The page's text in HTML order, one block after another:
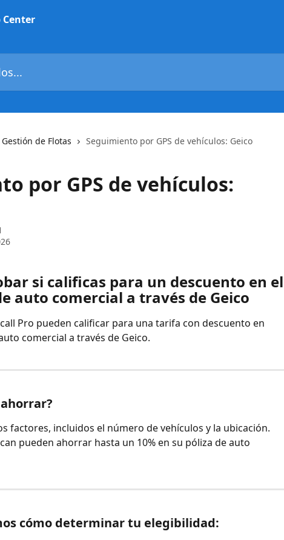
Gestión de Flotas Seguimiento por GPS de vehículos: Geico
por GPS de vehículos:
si calificas para un descuento en el
auto comercial a través de Geico
Pro pueden calificar para una tarifa con descuento en
comercial a través de Geico.
factores, incluidos el número de vehículos y la ubicación.
pueden ahorrar hasta un 10% en su póliza de auto
cómo determinar tu elegibilidad: